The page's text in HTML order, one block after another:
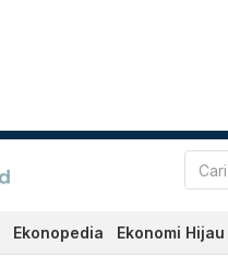
Ekonopedia Ekonomi Hijau